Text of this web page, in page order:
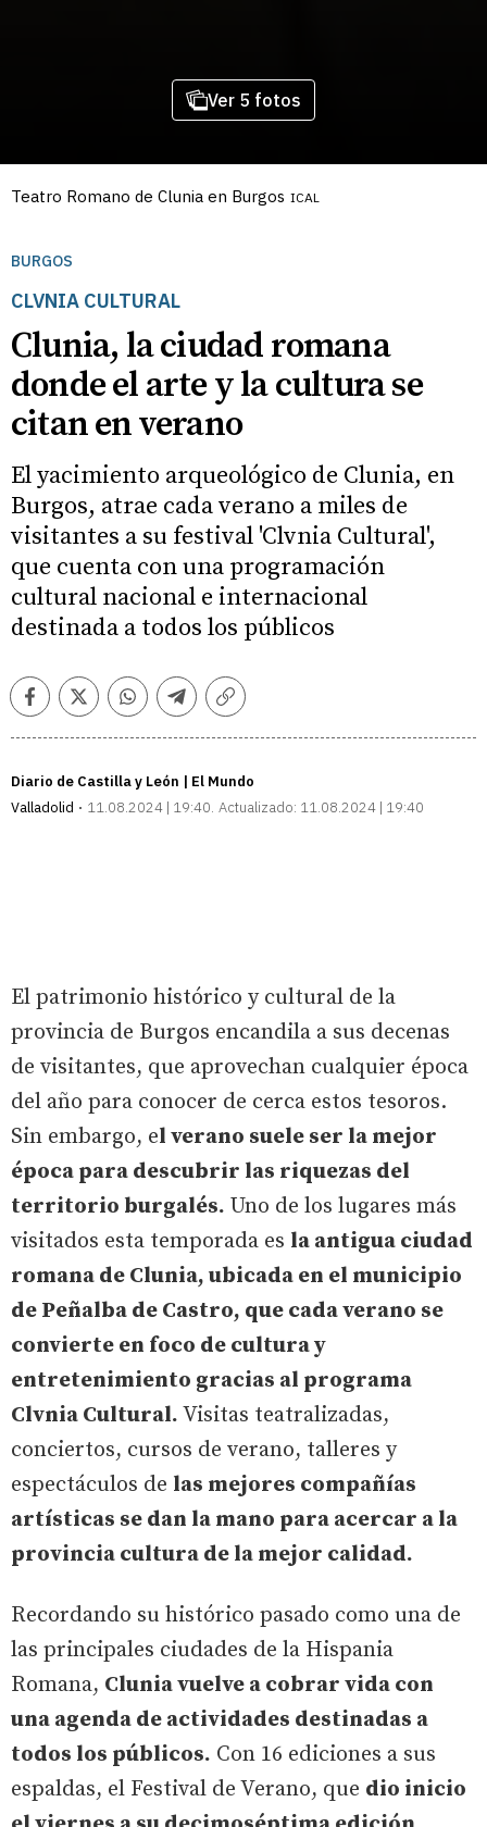
Ver 5 fotos
Teatro Romano de Clunia en Burgos ICAL
BURGOS
CLVNIA CULTURAL
Clunia, la ciudad romana
donde el arte y la cultura se
citan en verano
El yacimiento arqueológico de Clunia, en
Burgos, atrae cada verano a miles de
visitantes a su festival 'Clvnia Cultural',
que cuenta con una programación
cultural nacional e internacional
destinada a todos los públicos
FacebookTwitterWhatsappTelegramCopiar
Diario de Castilla y León | El Mundo
Valladolid
11.08.2024 | 19:40 Actualizado: 11.08.2024 | 19:40
El patrimonio histórico y cultural de la
provincia de Burgos encandila a sus decenas
de visitantes, que aprovechan cualquier época
del año para conocer de cerca estos tesoros.
Sin embargo, el verano suele ser la mejor
época para descubrir las riquezas del
territorio burgalés. Uno de los lugares más
visitados esta temporada es la antigua ciudad
romana de Clunia, ubicada en el municipio
de Peñalba de Castro, que cada verano se
convierte en foco de cultura y
entretenimiento gracias al programa
Clvnia Cultural. Visitas teatralizadas,
conciertos, cursos de verano, talleres y
espectáculos de las mejores compañías
artísticas se dan la mano para acercar a la
provincia cultura de la mejor calidad.
Recordando su histórico pasado como una de
las principales ciudades de la Hispania
Romana, Clunia vuelve a cobrar vida con
una agenda de actividades destinadas a
todos los públicos. Con 16 ediciones a sus
espaldas, el Festival de Verano, que dio inicio